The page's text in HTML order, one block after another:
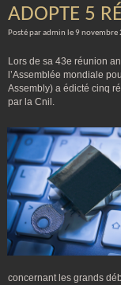
ADOPTE 5
Posté par admin le 9 novembre
Lors de sa 43e réunion
l’Assemblée mondiale
Assembly) a édicté cinq
par la Cnil.
concernant les grands